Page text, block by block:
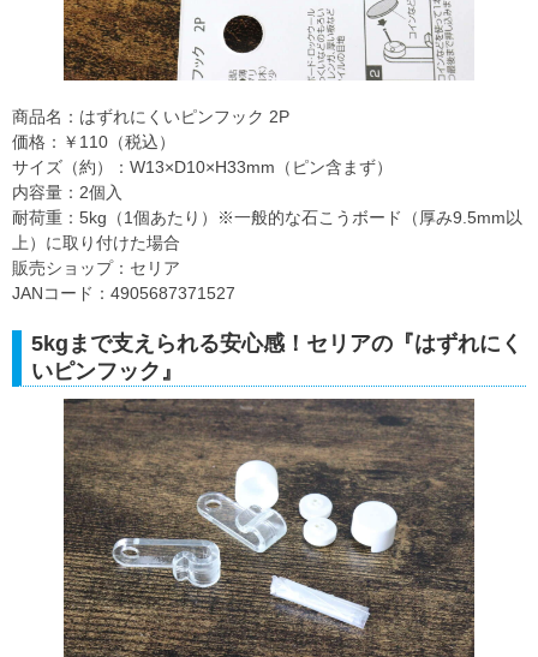
商品名：はずれにくいピンフック 2P
価格：￥110（税込）
サイズ（約）：W13×D10×H33mm（ピン含まず）
内容量：2個入
耐荷重：5kg（1個あたり）※一般的な石こうボード（厚み9.5mm以
上）に取り付けた場合
販売ショップ：セリア
JANコード：4905687371527
5kgまで支えられる安心感！セリアの『はずれにく
いピンフック』